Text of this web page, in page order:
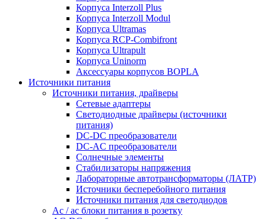
Корпуса Interzoll Plus
Корпуса Interzoll Modul
Корпуса Ultramas
Корпуса RCP-Combifront
Корпуса Ultrapult
Корпуса Uninorm
Аксессуары корпусов BOPLA
Источники питания
Источники питания, драйверы
Сетевые адаптеры
Светодиодные драйверы (источники
питания)
DC-DC преобразователи
DC-AC преобразователи
Солнечные элементы
Стабилизаторы напряжения
Лабораторные автотрансформаторы (ЛАТР)
Источники бесперебойного питания
Источники питания для светодиодов
Ac / ac блоки питания в розетку